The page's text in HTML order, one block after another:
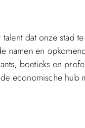
dat onze stad
namen en
boetieks en
economische hub